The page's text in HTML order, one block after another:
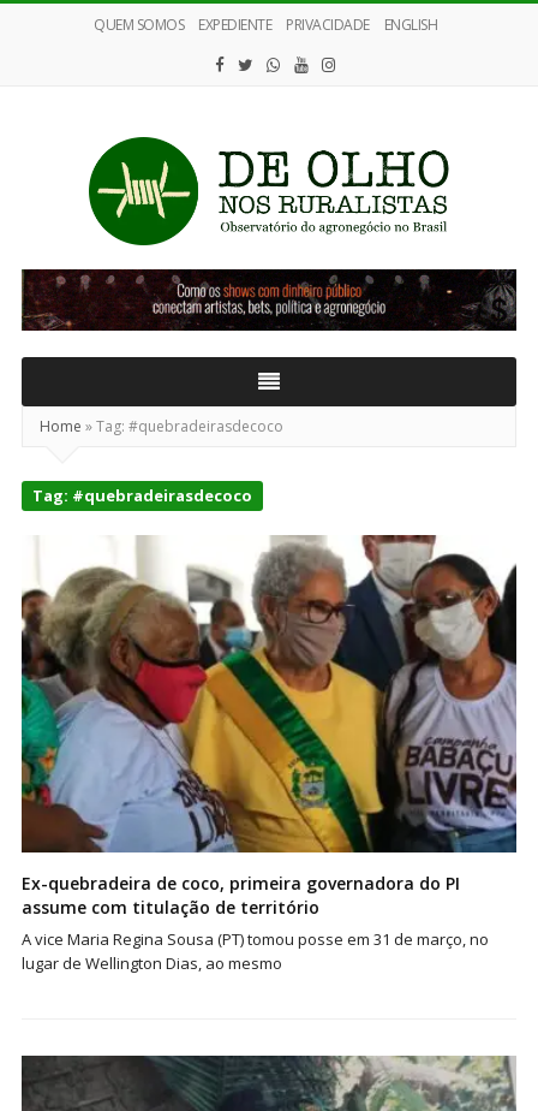
QUEM SOMOS EXPEDIENTE PRIVACIDADE ENGLISH
De
Olho
nos
Home »Tag: #quebradeirasdecoco
Tag: #quebradeirasdecoco
Ex-quebradeira de coco, primeira governadora do PI
assume com titulação de território
A vice Maria Regina Sousa (PT) tomou posse em 31 de março, no
lugar de Wellington Dias, ao mesmo